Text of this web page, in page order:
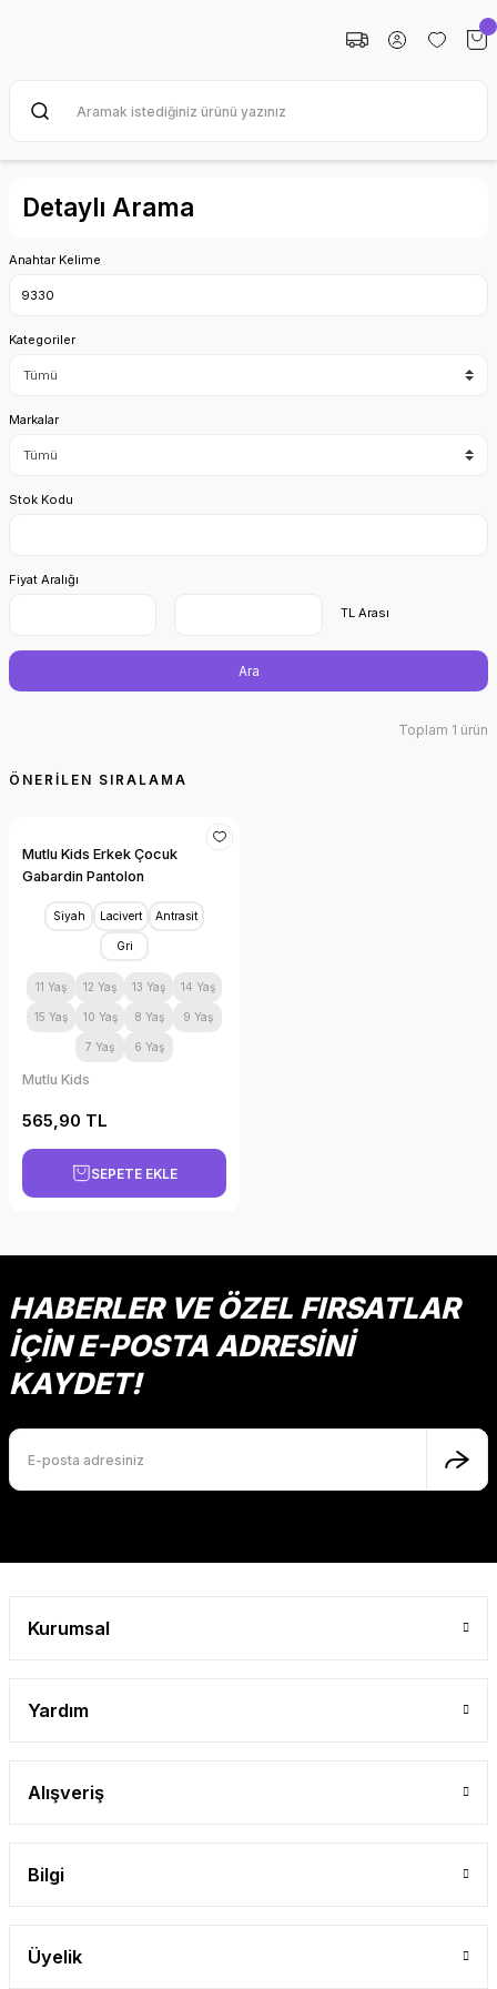
Detaylı Arama
Anahtar Kelime
Kategoriler
Markalar
Stok Kodu
Fiyat Aralığı
TL Arası
Ara
Toplam 1 ürün
Mutlu Kids Erkek Çocuk
Gabardin Pantolon
Siyah Lacivert Antrasit
Gri
11 Yaş 12 Yaş 13 Yaş 14 Yaş
15 Yaş 10 Yaş 8 Yaş 9 Yaş
7 Yaş 6 Yaş
Mutlu Kids
565,90 TL
SEPETE EKLE
HABERLER VE ÖZEL FIRSATLAR
İÇİN E-POSTA ADRESİNİ
KAYDET!
Kurumsal
Yardım
Alışveriş
Bilgi
Üyelik